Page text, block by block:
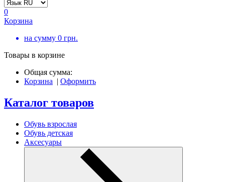
0
Корзина
на сумму 0 грн.
Товары в корзине
Общая сумма:
Корзина | Оформить
Каталог товаров
Обувь взрослая
Обувь детская
Аксесуары